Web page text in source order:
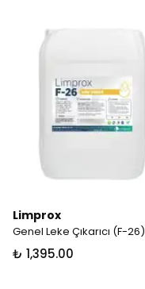
Limprox
Genel Leke Çıkarıcı (F-26)
₺ 1,395.00